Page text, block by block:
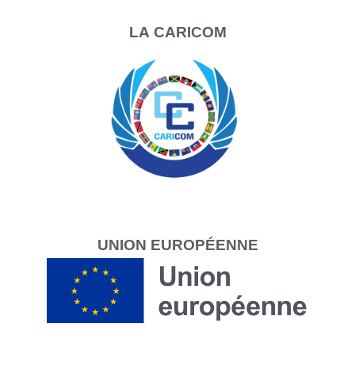
LA CARICOM
UNION EUROPÉENNE